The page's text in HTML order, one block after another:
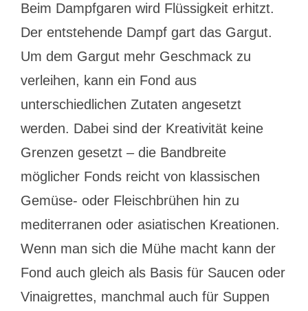
Beim Dampfgaren wird Flüssigkeit erhitzt.
Der entstehende Dampf gart das Gargut.
Um dem Gargut mehr Geschmack zu
verleihen, kann ein Fond aus
unterschiedlichen Zutaten angesetzt
werden. Dabei sind der Kreativität keine
Grenzen gesetzt – die Bandbreite
möglicher Fonds reicht von klassischen
Gemüse- oder Fleischbrühen hin zu
mediterranen oder asiatischen Kreationen.
Wenn man sich die Mühe macht kann der
Fond auch gleich als Basis für Saucen oder
Vinaigrettes, manchmal auch für Suppen